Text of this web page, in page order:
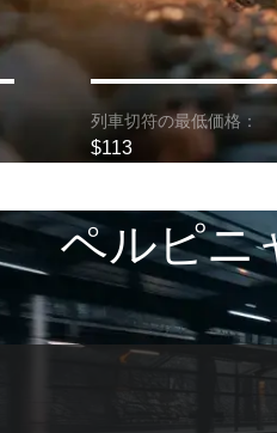
列車切符の最低価格：
$113
ペルピニ